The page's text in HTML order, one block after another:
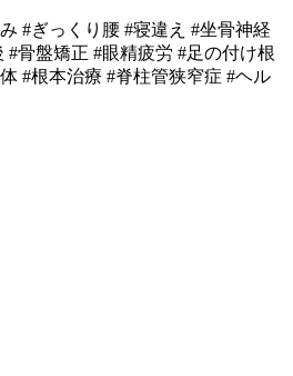
#ぎっくり腰 #寝違え #坐骨神経
#骨盤矯正 #眼精疲労 #足の付け根
#根本治療 #脊柱管狭窄症 #ヘル